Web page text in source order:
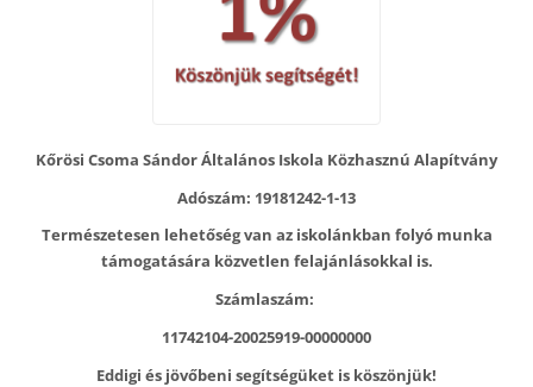
Kőrösi Csoma Sándor Általános Iskola Közhasznú Alapítvány
Adószám: 19181242-1-13
Természetesen lehetőség van az iskolánkban folyó munka
támogatására közvetlen felajánlásokkal is.
Számlaszám:
11742104-20025919-00000000
Eddigi és jövőbeni segítségüket is köszönjük!